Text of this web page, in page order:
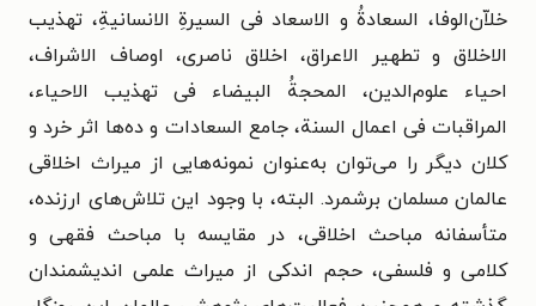
خلاّن‌الوفا، السعادةُ و الاسعاد فی السیرةِ الانسانیةِ، تهذیب
الاخلاق و تطهیر الاعراق، اخلاق ناصری، اوصاف الاشراف،
احیاء علوم‌الدین، المحجةُ البیضاء فی تهذیب الاحیاء،
المراقبات فی اعمال السنة، جامع السعادات و ده‌ها اثر خرد و
کلان دیگر را می‌توان به‌عنوان نمونه‌هایی از میراث اخلاقی
عالمان مسلمان برشمرد. البته، با وجود این تلاش‌های ارزنده،
متأسفانه مباحث اخلاقی، در مقایسه با مباحث فقهی و
کلامی و فلسفی، حجم اندکی از میراث علمی اندیشمندان